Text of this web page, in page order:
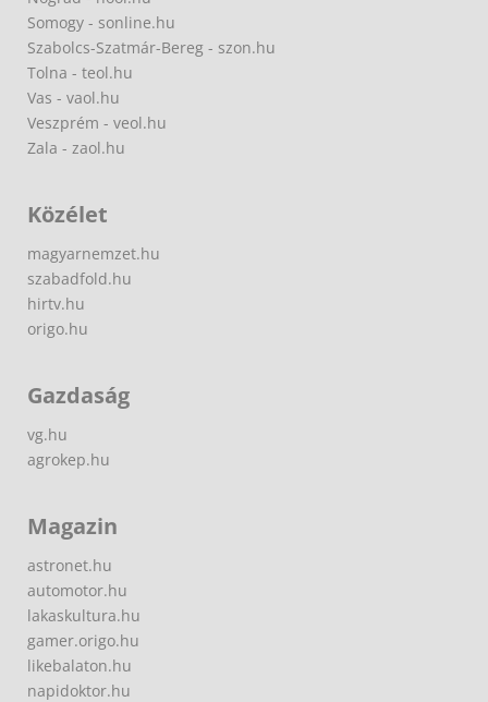
Somogy - sonline.hu
Szabolcs-Szatmár-Bereg - szon.hu
Tolna - teol.hu
Vas - vaol.hu
Veszprém - veol.hu
Zala - zaol.hu
Közélet
magyarnemzet.hu
szabadfold.hu
hirtv.hu
origo.hu
Gazdaság
vg.hu
agrokep.hu
Magazin
astronet.hu
automotor.hu
lakaskultura.hu
gamer.origo.hu
likebalaton.hu
napidoktor.hu